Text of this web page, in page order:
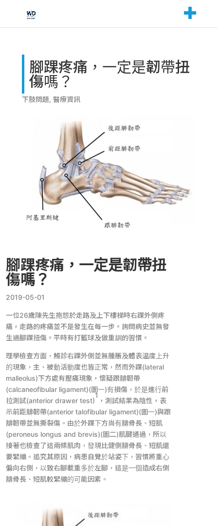
腳踝疼痛，一定是韌帶扭
傷嗎？
下肢問題, 醫療資訊
腳踝疼痛，一定是韌帶扭
傷嗎？
2019-05-01
一位26歲陳先生抱怨於走路及上下樓梯時右踝外側疼
痛，走路的疼痛並不是發生在每一步。詢問病史並無發
生過腳踝扭傷。平時有打籃球及做重訓的習慣。
理學檢查方面，觸診右踝外側並無腫脹及體表溫度上升
的現象，主、被動活動度也皆正常，然而外踝(lateral
malleolus)下方處有壓痛現象，懷疑跟腓韌帶
(calcaneofibular ligament)(圖一)有損傷，於是進行前
拉測試(anterior drawer test)
1
，測試結果為陰性，表
示前距腓韌帶(anterior talofibular ligament)(圖一)與跟
腓韌帶並無撕裂傷。由於外踝下方尚有腓骨長、短肌
(peroneus longus and brevis)(圖二)肌腱通過，所以
接著也檢查了這兩條肌肉，發現比健側腓骨長、短肌還
要緊繃。追究其原因，病患自覺於站姿下，習慣將重心
偏向右側，以致右腳載重多於左腳，這是一個造成右側
腓骨長、短肌較緊繃的可能因素。